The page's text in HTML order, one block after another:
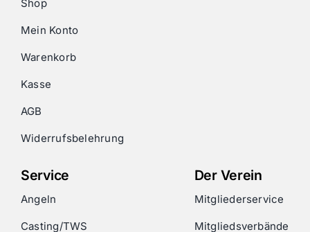
Shop
Mein Konto
Warenkorb
Kasse
AGB
Widerrufsbelehrung
Service
Angeln
Casting/TWS
Der Verein
Mitgliederservice
Mitgliedsverbände